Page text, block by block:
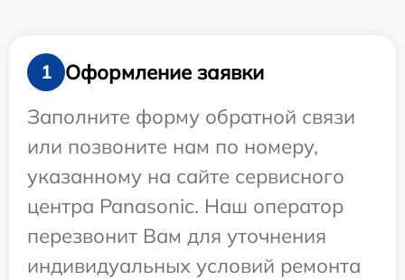
1
Оформление заявки
Заполните форму обратной связи
или позвоните нам по номеру,
указанному на сайте сервисного
центра Panasonic. Наш оператор
перезвонит Вам для уточнения
индивидуальных условий ремонта